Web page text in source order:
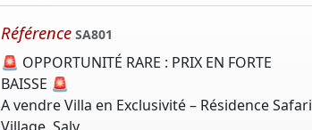
Référence SA801
🚨 OPPORTUNITÉ RARE : PRIX EN FORTE
BAISSE 🚨
A vendre Villa en Exclusivité – Résidence Safari